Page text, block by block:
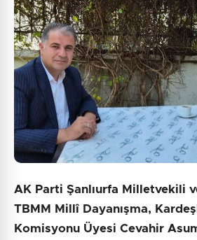
Gönder
AK Parti Şanlıurfa Milletvekili
TBMM Millî Dayanışma,
Komisyonu Üyesi Cevahir